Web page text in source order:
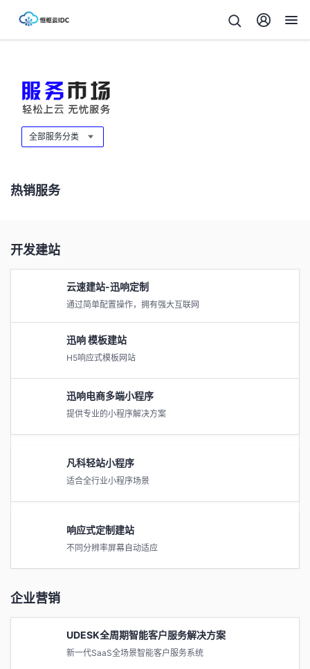
全部服务分类
热销服务
开发建站
云速建站-迅响定制
通过简单配置操作，拥有强大互联网
迅响 模板建站
H5响应式模板网站
迅响电商多端小程序
提供专业的小程序解决方案
凡科轻站小程序
适合全行业小程序场景
响应式定制建站
不同分辨率屏幕自动适应
企业营销
UDESK全周期智能客户服务解决方案
新一代SaaS全场景智能客户服务系统